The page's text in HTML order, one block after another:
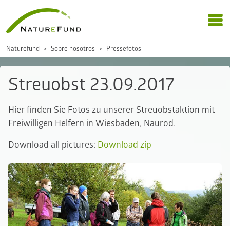
Naturefund Sobre nosotros Pressefotos
Streuobst 23.09.2017
Hier finden Sie Fotos zu unserer Streuobstaktion mit
Freiwilligen Helfern in Wiesbaden, Naurod.
Download all pictures: Download zip